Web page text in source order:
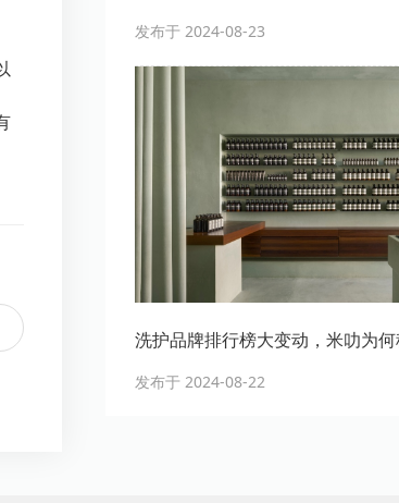
发布于 2024-08-23
洗护品牌排行榜大变动，米叻为何
发布于 2024-08-22